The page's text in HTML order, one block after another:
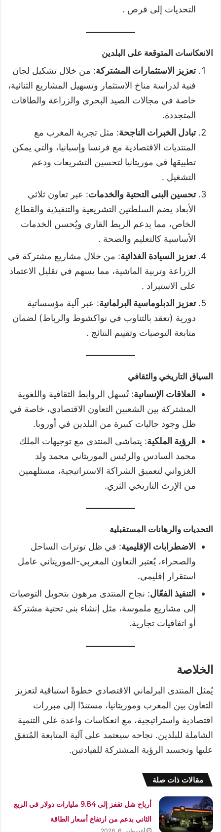
التحديات إلى فرص .
الانعكاسات المتوقعة على البلدين
تعزيز الاستثمارات المشتركة: من خلال تشكيل لجان
فنية لدراسة مناخ الاستثمار وتسهيل المشاريع الثنائية،
خاصة في مجالات الصيد البحري والزراعة والطاقات
المتجددة.
تبادل الخبرات الناجحة: مثل تجربة المغرب مع
المنتديات الاقتصادية مع فرنسا وإسبانيا، والتي يمكن
تطبيقها في موريتانيا لتحسين التشريعات ودعم
التشغيل .
تحسين البنى التحتية والخدمات: عبر تعاون ثلاثي
الأبعاد يضم السلطتين التشريعية والتنفيذية والقطاع
الخاص، مما يدعم الربط القاري ويُحسن الخدمات
الأساسية كالتعليم والصحة .
تعزيز السيادة الغذائية: من خلال مشاريع مشتركة في
الزراعة وتربية الماشية، مما يسهم في تقليل الاعتماد
على الاستيراد .
تعزيز الدبلوماسية البرلمانية: عبر آلية مؤسساتية
دورية (تعقد بالتناوب في نواكشوط والرباط) لضمان
متابعة التوصيات وتقييم النتائج .
السياق التاريخي والثقافي
العلاقات الإنسانية: تُسهل الروابط الثقافية واللغوية
المشتركة بين الشعبين التعاون الاقتصادي، خاصة في
ظل وجود جاليات كبيرة من البلدين في أوروبا.
الرؤية الملكية: يتماشى المنتدى مع توجيهات الملك
محمد السادس والرئيس الموريتاني محمد ولد
الغزواني لتعميق الشراكة الاستراتيجية، مستلهمين
من الإرث التاريخي الثري.
التحديات والرهانات المستقبلية
الاضطرابات الإقليمية: في ظل توترات الساحل
والصحراء، يُعتبر التعاون المغربي-الموريتاني عامل
استقرار إقليمي.
التنفيذ الفعّال: نجاح المنتدى مرهون بتحويل التوصيات
إلى مشاريع ملموسة، مثل إنشاء بنى تحتية مشتركة
أو اتفاقيات تجارية.
الخلاصة
يُمثل المنتدى البرلماني الاقتصادي خطوةً استباقية لتعزيز
التعاون بين المغرب وموريتانيا، مستندًا إلى مبررات
اقتصادية واستراتيجية، مع انعكاسات واعدة على التنمية
الشاملة للبلدين. نجاحه سيعتمد على آلية المتابعة المُتفق
عليها وتجسيد الرؤية المشتركة للقيادتين.
مقالات ذات صلة
أرباح شل تقفز إلى 9.84 مليارات دولار في الربع
الثاني بدعم من ارتفاع أسعار الطاقة